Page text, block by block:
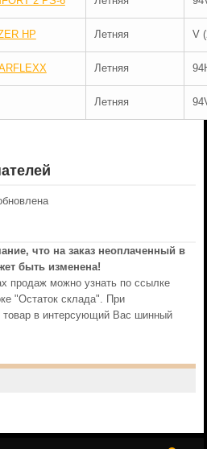
HP Летняя V
Летняя
Летняя
что на заказ неоплаченный в
быть изменена!
продаж можно узнать по ссылке
"Остаток склада". При
в интерсующий Вас шинный